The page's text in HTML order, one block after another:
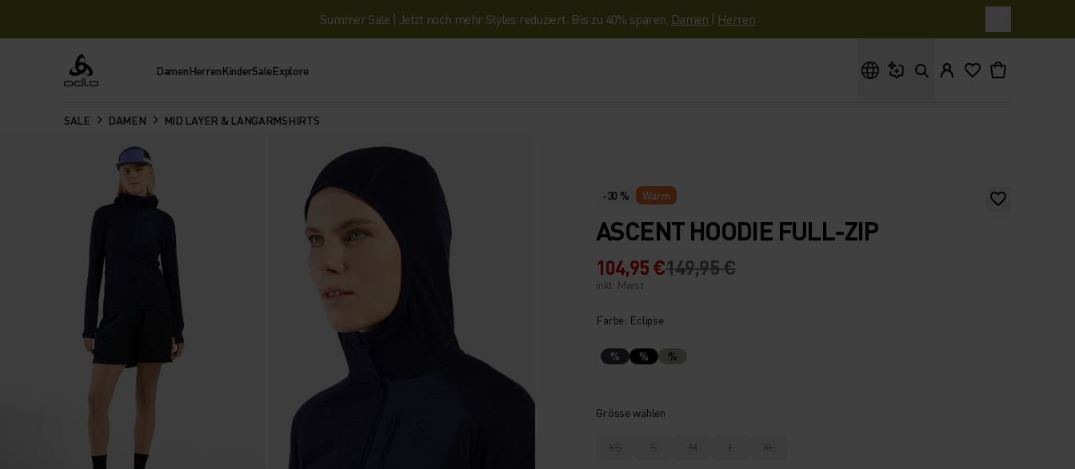
Summer Sale | Jetzt noch mehr Styles reduziert. Bis zu 40% sparen. Damen | Herren
Odlo DamenHerrenKinderSaleExplore
SALE DAMEN MID LAYER & LANGARMSHIRTS
-30 % Warm
ASCENT HOODIE FULL-ZIP
104,95 €149,95 €
inkl. Mwst.
Farbe: Eclipse
% % %
Grösse wählen
XS S M L XL